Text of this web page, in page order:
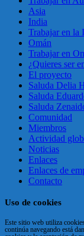
Asia
India
Trabajar en la
Omán
Trabajar en
¿Quieres ser
El proyecto
Saluda Delia
Saluda
Saluda
Comunidad
Miembros
Actividad
Noticias
Enlaces
Enlaces de
Contacto
Uso de cookies
Este sitio web utiliza
continúa navegando está